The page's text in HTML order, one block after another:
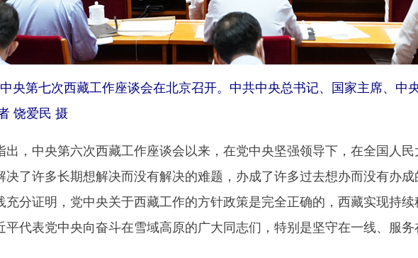
第七次西藏工作座谈会在北京召开。中共中央总书记、国家主席、中
饶爱民 摄
中央第六次西藏工作座谈会以来，在党中央坚强领导下，在全国人民
决了许多长期想解决而没有解决的难题，办成了许多过去想办而没有办
充分证明，党中央关于西藏工作的方针政策是完全正确的，西藏实现持
平代表党中央向奋斗在雪域高原的广大同志们，特别是坚守在一线、服